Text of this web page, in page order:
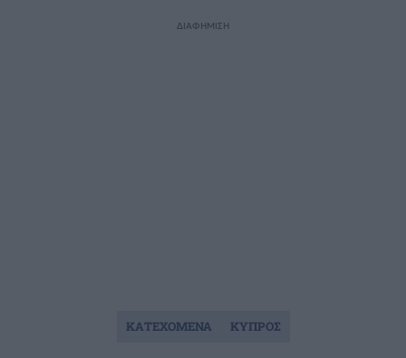
ΔΙΑΦΗΜΙΣΗ
ΚΑΤΕΧΟΜΕΝΑ ΚΥΠΡΟΣ